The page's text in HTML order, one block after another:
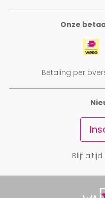
Onze
Betaling per
Blijf